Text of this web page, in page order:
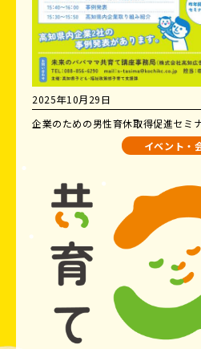
2025年10月29日
企業のための男性育休取得促進セミ
イベント・